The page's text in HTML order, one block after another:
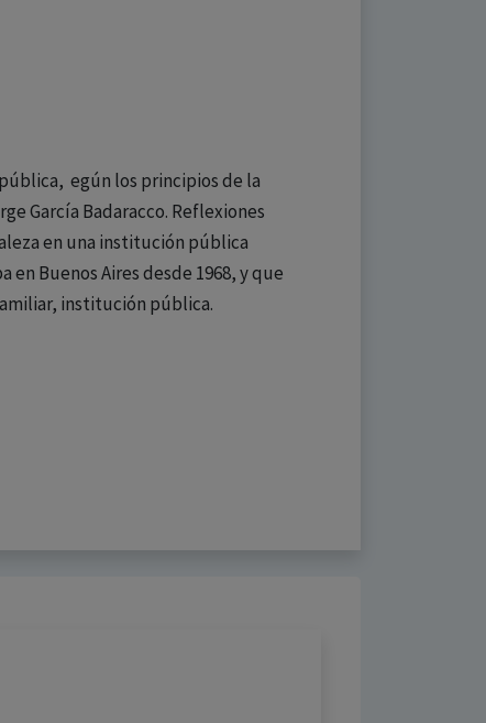
egún los principios de la
García Badaracco. Reflexiones
en una institución pública
Buenos Aires desde 1968, y que
institución pública.